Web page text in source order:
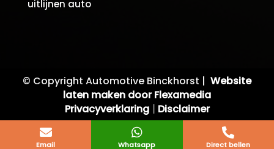
uitlijnen auto
© Copyright Automotive Binckhorst | Website
laten maken door Flexamedia
Privacyverklaring| Disclaimer

Email

Whatsapp

Direct bellen